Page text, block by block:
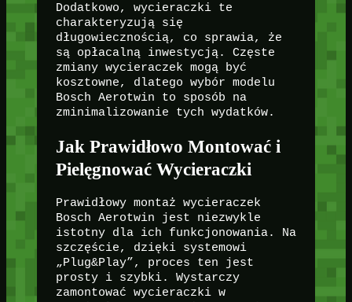
Dodatkowo, wycieraczki te
charakteryzują się
długowiecznością, co sprawia, że
są opłacalną inwestycją. Częste
zmiany wycieraczek mogą być
kosztowne, dlatego wybór modelu
Bosch Aerotwin to sposób na
zminimalizowanie tych wydatków.
Jak Prawidłowo Montować i
Pielęgnować Wycieraczki
Prawidłowy montaż wycieraczek
Bosch Aerotwin jest niezwykle
istotny dla ich funkcjonowania. Na
szczęście, dzięki systemowi
„Plug&Play”, proces ten jest
prosty i szybki. Wystarczy
zamontować wycieraczki w